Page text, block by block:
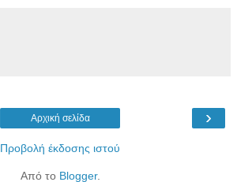
›
Αρχική σελίδα
Προβολή έκδοσης ιστού
Από το Blogger.